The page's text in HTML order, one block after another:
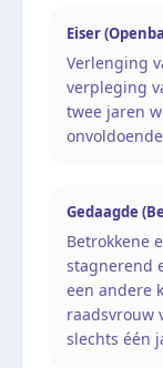
Eiser
Verlenging
verpleging
twee jaren
Gedaagde
Betrokkene
stagnerend
een andere
raadsvrouw
slechts één